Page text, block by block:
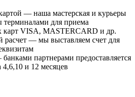
— наша мастерская и курьеры
терминалами для приема
карт VISA, MASTERCARD и др.
расчет — мы выставляем счет для
партнерами предоставляется
4,6,10 и 12 месяцев